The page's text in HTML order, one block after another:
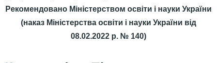
Рекомендовано Міністерством освіти і науки України
(наказ Міністерства освіти і науки України від
08.02.2022 р. № 140)